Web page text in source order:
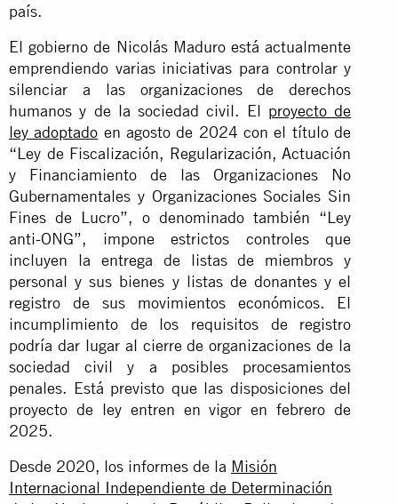
país.
El gobierno de Nicolás Maduro está actualmente
emprendiendo varias iniciativas para controlar y
silenciar a las organizaciones de derechos
humanos y de la sociedad civil. El proyecto de
ley adoptado en agosto de 2024 con el título de
“Ley de Fiscalización, Regularización, Actuación
y Financiamiento de las Organizaciones No
Gubernamentales y Organizaciones Sociales Sin
Fines de Lucro”, o denominado también “Ley
anti-ONG”, impone estrictos controles que
incluyen la entrega de listas de miembros y
personal y sus bienes y listas de donantes y el
registro de sus movimientos económicos. El
incumplimiento de los requisitos de registro
podría dar lugar al cierre de organizaciones de la
sociedad civil y a posibles procesamientos
penales. Está previsto que las disposiciones del
proyecto de ley entren en vigor en febrero de
2025.
Desde 2020, los informes de la Misión
Internacional Independiente de Determinación